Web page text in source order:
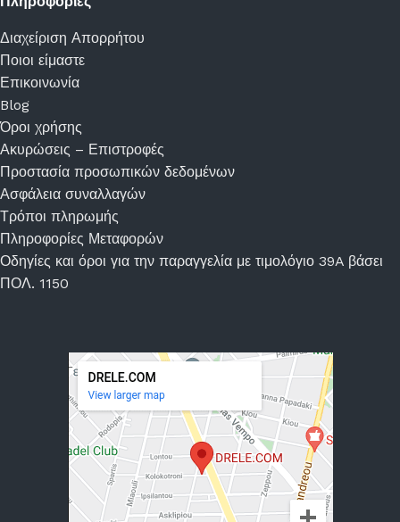
Διαχείριση Απορρήτου
Ποιοι είμαστε
Επικοινωνία
Blog
Όροι χρήσης
Ακυρώσεις – Επιστροφές
Προστασία προσωπικών δεδομένων
Ασφάλεια συναλλαγών
Τρόποι πληρωμής
Πληροφορίες Μεταφορών
Οδηγίες και όροι για την παραγγελία με τιμολόγιο 39A βάσει
ΠΟΛ. 1150